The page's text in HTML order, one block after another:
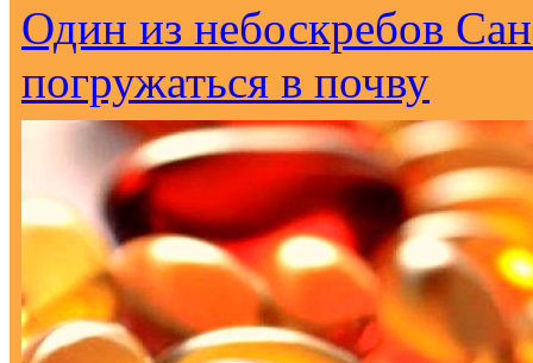
Один из небоскребов
погружаться в почву